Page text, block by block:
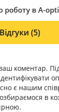
людей.
це не просто
роботу в A-
Відгуки (5)
коментар.
є нашим
в